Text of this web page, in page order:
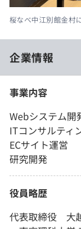
桜なべ中江別館金村
企業情報
事業内容
Webシステム開
ITコンサルティ
ECサイト運営
研究開発
役員略歴
代表取締役 大